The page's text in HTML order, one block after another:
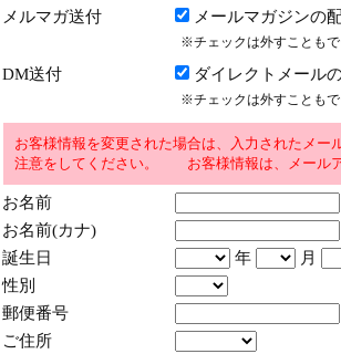
メルマガ送付 メールマガジンの
※チェックは外すことも
DM送付 ダイレクトメール
※チェックは外すことも
お客様情報を変更された場合は、入力されたメ
注意をしてください。 お客様情報は、メール
お名前
お名前(カナ)
誕生日
年
月
性別
郵便番号
ご住所